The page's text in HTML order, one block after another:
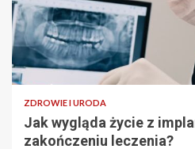
ZDROWIE I URODA
Jak wygląda życie z
zakończeniu leczenia?